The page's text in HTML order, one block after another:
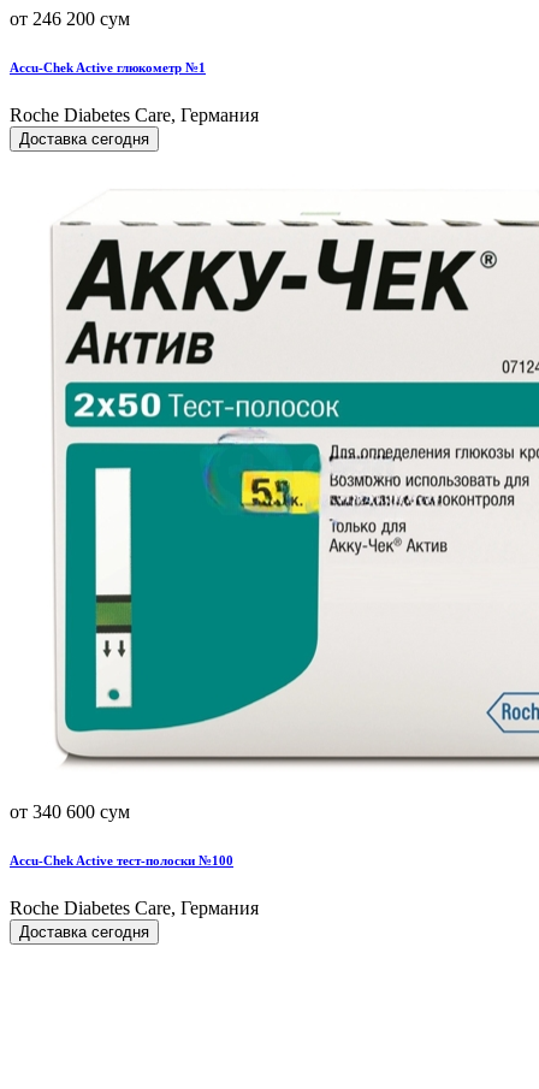
от 246 200 сум
Accu-Chek Active глюкометр №1
Roche Diabetes Care, Германия
Доставка сегодня
от 340 600 сум
Accu-Chek Active тест-полоски №100
Roche Diabetes Care, Германия
Доставка сегодня